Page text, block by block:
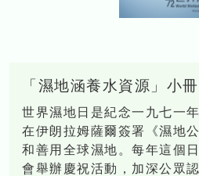
「濕地涵養水資源」小
世界濕地日是紀念一九七一
在伊朗拉姆薩爾簽署《濕地
和善用全球濕地。每年這個
會舉辦慶祝活動，加深公眾